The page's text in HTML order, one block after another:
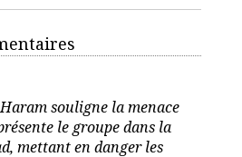
souligne la menace
le groupe dans la
mettant en danger les